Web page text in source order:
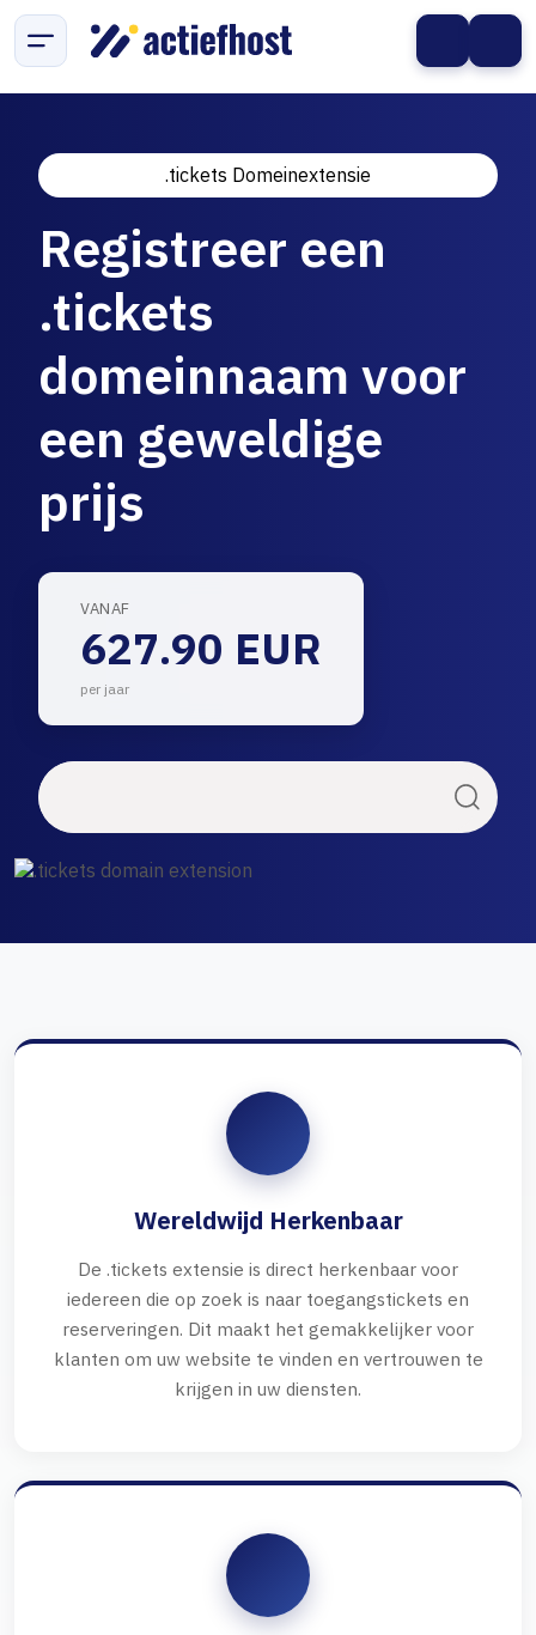
.tickets Domeinextensie
Registreer een
.tickets
domeinnaam voor
een geweldige
prijs
VANAF
627.90 EUR
per jaar
Wereldwijd Herkenbaar
De .tickets extensie is direct herkenbaar voor
iedereen die op zoek is naar toegangstickets en
reserveringen. Dit maakt het gemakkelijker voor
klanten om uw website te vinden en vertrouwen te
krijgen in uw diensten.